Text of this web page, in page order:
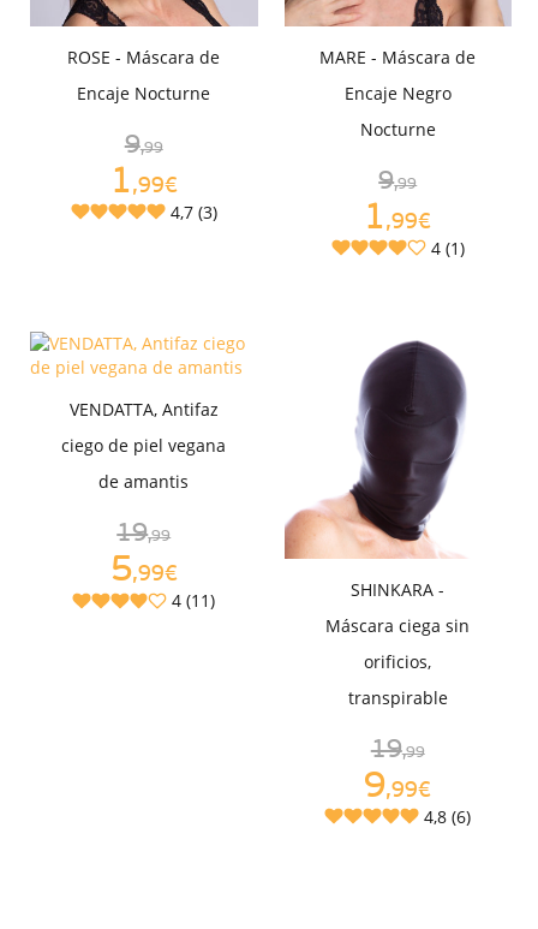
ROSE - Máscara de
Encaje Nocturne
9,99
1,99€
4,7 (3)
MARE - Máscara de
Encaje Negro
Nocturne
9,99
1,99€
4 (1)
VENDATTA, Antifaz
ciego de piel vegana
de amantis
19,99
5,99€
4 (11)
SHINKARA -
Máscara ciega sin
orificios,
transpirable
19,99
9,99€
4,8 (6)